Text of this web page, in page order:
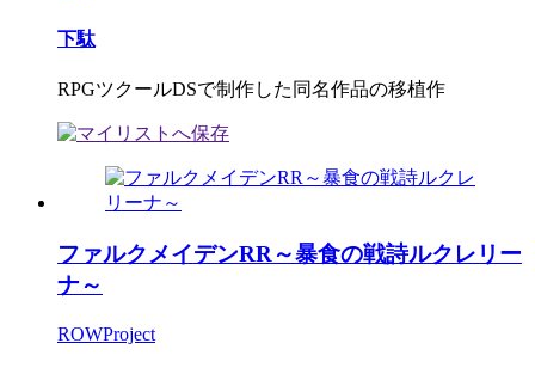
下駄
RPGツクールDSで制作した同名作品の移植作
ファルクメイデンRR～暴食の戦詩ルクレリー
ナ～
ROWProject